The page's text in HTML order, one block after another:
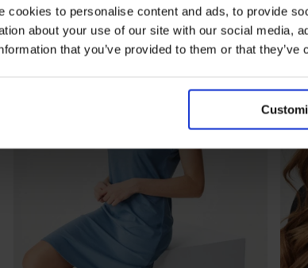
cookies to personalise content and ads, to provide
about your use of our site with our social media,
that you’ve provided to them or that
ΠΕΡΙΟΡΙΣΜΕΝΑ